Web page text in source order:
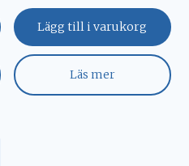
Lägg till i varukorg
Läs mer